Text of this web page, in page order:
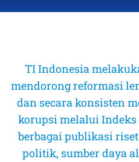
TI Indonesia
mendorong reformasi
dan secara konsisten
korupsi melalui Indeks
berbagai publikasi
politik, sumber daya